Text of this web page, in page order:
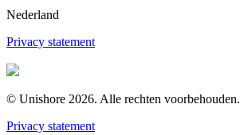
Nederland
Privacy statement
© Unishore 2026. Alle rechten voorbehouden.
Privacy statement